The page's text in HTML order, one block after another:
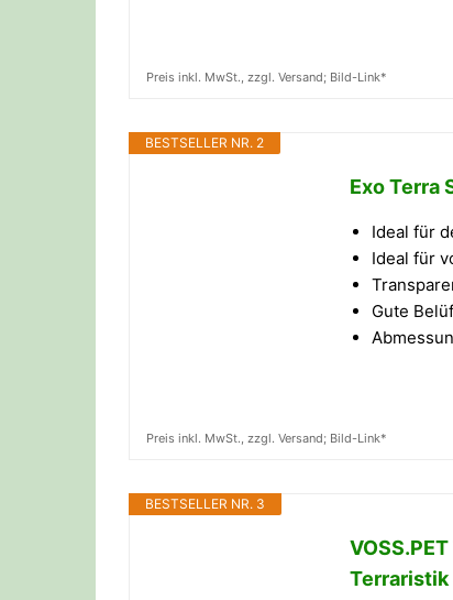
Preis inkl. MwSt., zzgl. Versand; Bild-Link*
BESTSELLER NR. 2
Exo Terra
Ideal für
Ideal für
Gute
Preis inkl. MwSt., zzgl. Versand; Bild-Link*
BESTSELLER NR. 3
Terraristik